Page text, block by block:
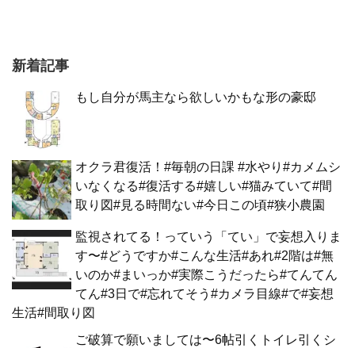
新着記事
もし自分が馬主なら欲しいかもな形の豪邸
オクラ君復活！#毎朝の日課 #水やり#カメムシ
いなくなる#復活する#嬉しい#猫みていて#間
取り図#見る時間ない#今日この頃#狭小農園
監視されてる！っていう「てい」で妄想入りま
す〜#どうですか#こんな生活#あれ#2階は#無
いのか#まいっか#実際こうだったら#てんてん
てん#3日で#忘れてそう#カメラ目線#で#妄想
生活#間取り図
ご破算で願いましては〜6帖引くトイレ引くシ